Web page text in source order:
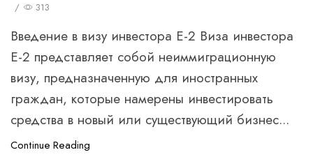
/ 313
Введение в визу инвестора E-2 Виза инвестора
E-2 представляет собой неиммиграционную
визу, предназначенную для иностранных
граждан, которые намерены инвестировать
средства в новый или существующий бизнес...
Continue Reading